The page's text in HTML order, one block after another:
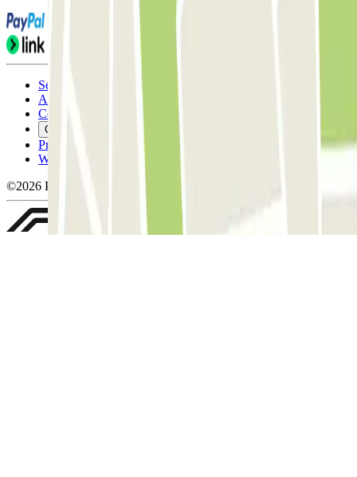
Servicevoorwaarden
Annuleringsvoorwaarden
Cookiebeleid
Cookies beheren
Privacybeleid
Whistleblowing
©2026 Parclick. All rights reserved